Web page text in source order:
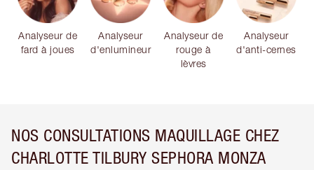
Analyseur de
fard à joues
Analyseur
d'enlumineur
Analyseur de
rouge à
lèvres
Analyseur
d'anti-cernes
NOS CONSULTATIONS MAQUILLAGE CHEZ
CHARLOTTE TILBURY SEPHORA MONZA